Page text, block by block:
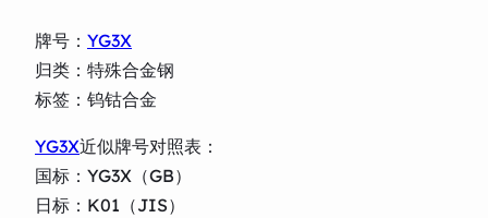
牌号： YG3X
归类：特殊合金钢
标签：钨钴合金
YG3X近似牌号对照表：
国标：YG3X（GB）
日标：K01（JIS）